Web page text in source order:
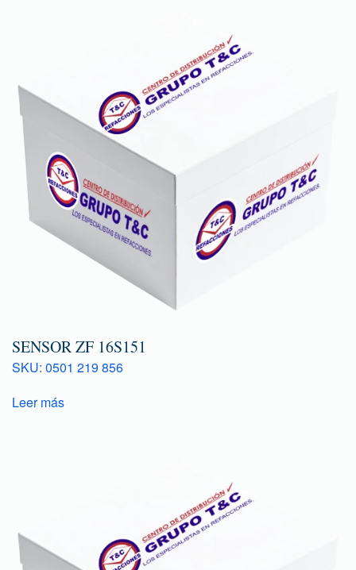
SENSOR ZF 16S151
SKU: 0501 219 856
Leer más